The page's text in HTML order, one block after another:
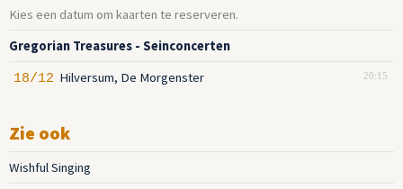
Kies een datum om kaarten te reserveren.
Gregorian Treasures - Seinconcerten
20:15
18/12 Hilversum, De Morgenster
Zie ook
Wishful Singing